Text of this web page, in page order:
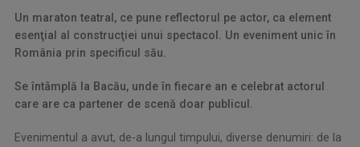
Un maraton teatral, ce pune reflectorul pe actor, ca element
esenţial al construcţiei unui spectacol. Un eveniment unic în
România prin specificul său.
Se întâmplă la Bacău, unde în fiecare an e celebrat actorul
care are ca partener de scenă doar publicul.
Evenimentul a avut, de-a lungul timpului, diverse denumiri: de la